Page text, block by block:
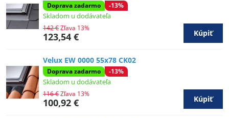
Doprava zadarmo -13%
Skladom u dodávateľa
123,54 €
142 €Zľava 13%
Kúpiť
Velux EW 0000 55x78 CK02
Doprava zadarmo -13%
Skladom u dodávateľa
100,92 €
116 €Zľava 13%
Kúpiť